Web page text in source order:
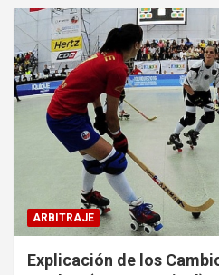
ARBITRAJE
Explicación de los